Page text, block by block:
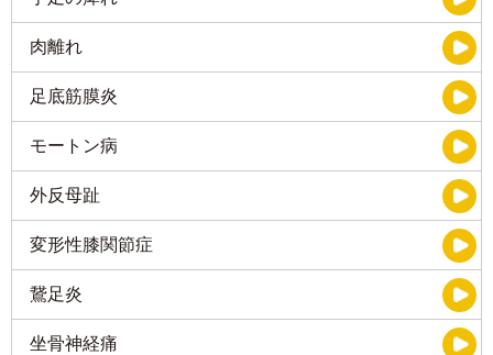
肉離れ
足底筋膜炎
モートン病
外反母趾
変形性膝関節症
鵞足炎
坐骨神経痛